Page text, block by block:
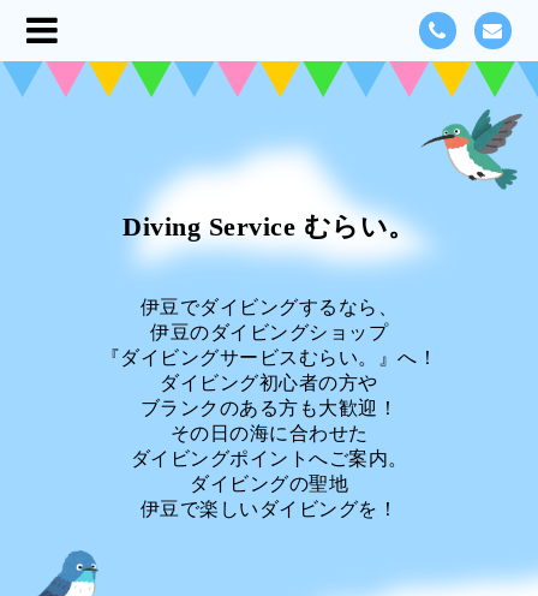
Diving Service むらい。
伊豆でダイビングするなら、
伊豆のダイビングショップ
『ダイビングサービスむらい。』へ！
ダイビング初心者の方や
ブランクのある方も大歓迎！
その日の海に合わせた
ダイビングポイントへご案内。
ダイビングの聖地
伊豆で楽しいダイビングを！